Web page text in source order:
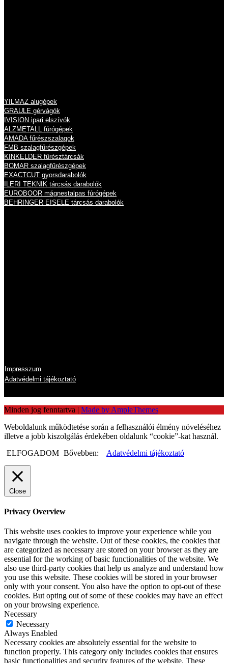
YILMAZ alugépek
GRAULE gérvágók
IVISION ipari elszívók
ALZMETALL fúrógépek
AMADA fűrészszalagok
FMB szalagfűrészgépek
KINKELDER fűrésztárcsák
BOMAR szalagfűrészgépek
EXACTCUT gyorsdarabolók
ILERI TEKNIK tárcsás darabolók
EUROBOOR mágnestalpas fúrógépek
BEHRINGER EISELE tárcsás darabolók
Impresszum
Adatvédelmi tájékoztató
Minden jog fenntartva | Made by AmpleThemes
Weboldalunk működtetése során a felhasználói élmény növeléséhez
illetve a jobb kiszolgálás érdekében oldalunk “cookie”-kat használ.
ELFOGADOM Bővebben: Adatvédelmi tájékoztató
Close
Privacy Overview
This website uses cookies to improve your experience while you
navigate through the website. Out of these cookies, the cookies that
are categorized as necessary are stored on your browser as they are
essential for the working of basic functionalities of the website. We
also use third-party cookies that help us analyze and understand how
you use this website. These cookies will be stored in your browser
only with your consent. You also have the option to opt-out of these
cookies. But opting out of some of these cookies may have an effect
on your browsing experience.
Necessary
Necessary
Always Enabled
Necessary cookies are absolutely essential for the website to
function properly. This category only includes cookies that ensures
basic functionalities and security features of the website. These